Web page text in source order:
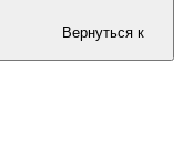
Вернуться к